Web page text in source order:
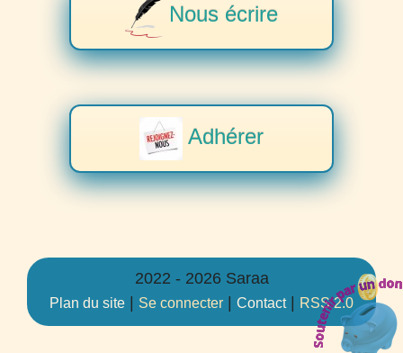
Nous écrire
Adhérer
2022 - 2026 Saraa
Plan du site | Se connecter | Contact| RSS 2.0